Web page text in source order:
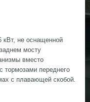
не оснащенной
мосту
вместо
тормозами переднего
с плавающей скобой.